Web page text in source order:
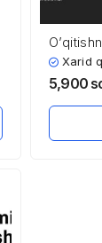
Xarid
5,900